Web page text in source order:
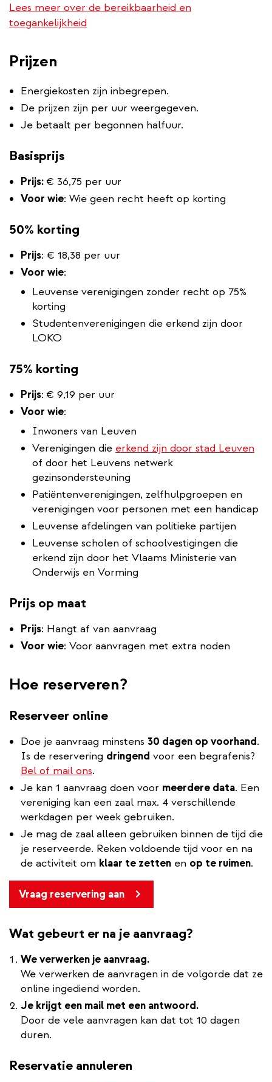
Lees meer over de bereikbaarheid en
toegankelijkheid
Prijzen
Energiekosten zijn inbegrepen.
De prijzen zijn per uur weergegeven.
Je betaalt per begonnen halfuur.
Basisprijs
Prijs:€ 36,75 per uur
Voor wie: Wie geen recht heeft op korting
50% korting
Prijs: € 18,38 per uur
Voor wie:
Leuvense verenigingen zonder recht op 75%
korting
Studentenverenigingen die erkend zijn door
LOKO
75% korting
Prijs: € 9,19 per uur
Voor wie:
Inwoners van Leuven
Verenigingen die erkend zijn door stad Leuven
of door het Leuvens netwerk
gezinsondersteuning
Patiëntenverenigingen, zelfhulpgroepen en
verenigingen voor personen met een handicap
Leuvense afdelingen van politieke partijen
Leuvense scholen of schoolvestigingen die
erkend zijn door het Vlaams Ministerie van
Onderwijs en Vorming
Prijs op maat
Prijs: Hangt af van aanvraag
Voor wie: Voor aanvragen met extra noden
Hoe reserveren?
Reserveer online
Doe je aanvraag minstens 30 dagen op voorhand.
Is de reservering dringend voor een begrafenis?
Bel of mail ons.
Je kan 1 aanvraag doen voor meerdere data. Een
vereniging kan een zaal max. 4 verschillende
werkdagen per week gebruiken.
Je mag de zaalalleen gebruiken binnen de tijd die
je reserveerde. Reken voldoende tijd voor en na
de activiteit om klaar te zetten en op te ruimen.
Vraag reservering aan
Wat gebeurt er na je aanvraag?
We verwerken je aanvraag.
We verwerken de aanvragen in de volgorde dat ze
online ingediend worden.
Je krijgt een mail met een antwoord.
Door de vele aanvragen kan dat tot 10 dagen
duren.
Reservatie annuleren